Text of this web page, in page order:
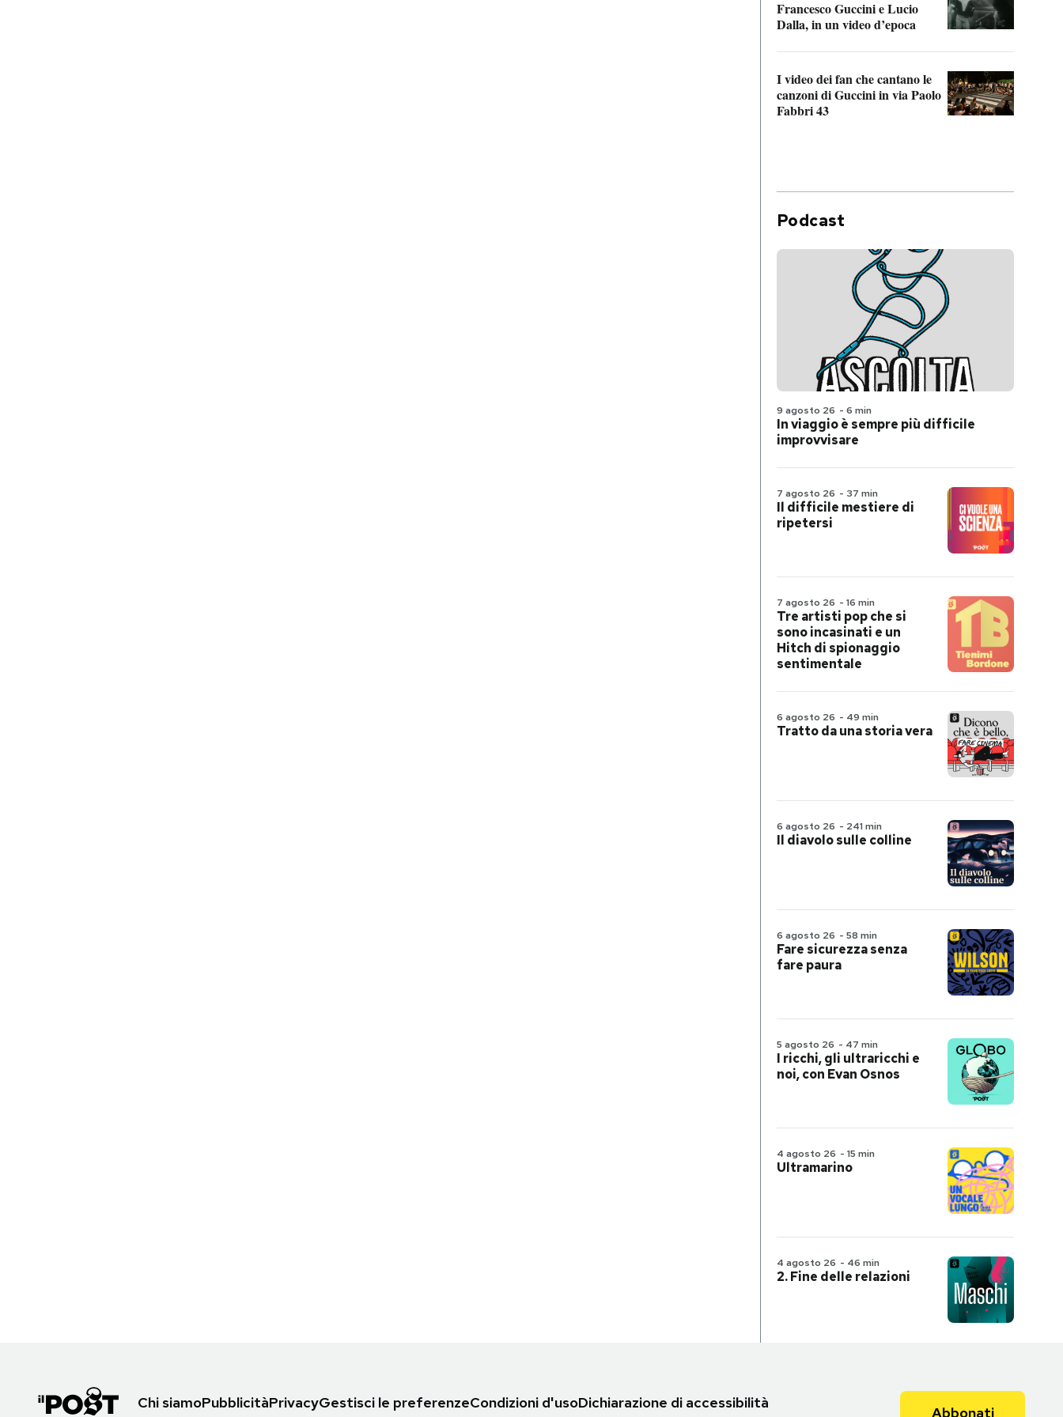
Francesco Guccini e Lucio
Dalla, in un video d’epoca
I video dei fan che cantano le
canzoni di Guccini in via Paolo
Fabbri 43
Podcast
9 agosto 26 - 6 min
In viaggio è sempre più difficile
improvvisare
7 agosto 26 - 37 min
Il difficile mestiere di
ripetersi
7 agosto 26 - 16 min
Tre artisti pop che si
sono incasinati e un
Hitch di spionaggio
sentimentale
6 agosto 26 - 49 min
Tratto da una storia vera
6 agosto 26 - 241 min
Il diavolo sulle colline
6 agosto 26 - 58 min
Fare sicurezza senza
fare paura
5 agosto 26 - 47 min
I ricchi, gli ultraricchi e
noi, con Evan Osnos
4 agosto 26 - 15 min
Ultramarino
4 agosto 26 - 46 min
2. Fine delle relazioni
Chi siamoPubblicitàPrivacyGestisci le preferenzeCondizioni d'usoDichiarazione di accessibilità
Abbonati